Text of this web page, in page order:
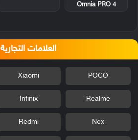
Omnia PRO 4
العلامات التجارية
POCO
Xiaomi
Realme
Infinix
Nex
Redmi